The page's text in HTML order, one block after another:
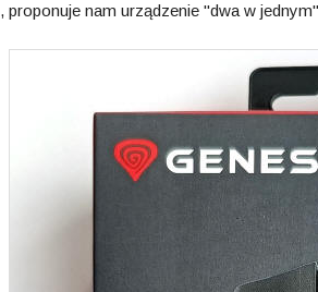
, proponuje nam urządzenie "dwa w